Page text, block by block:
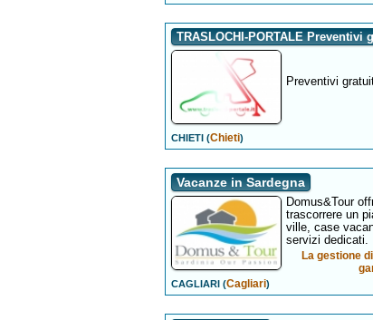
TRASLOCHI-PORTALE Preventivi
Preventivi
CHIETI (Chieti)
Vacanze in Sardegna
Domus&Tour
trascorrere un
ville, case
servizi dedicati.
La gestione
CAGLIARI (Cagliari)